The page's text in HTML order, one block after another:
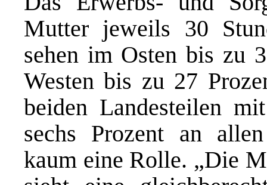
Mutter jeweils 30
sehen im Osten bis zu
Westen bis zu 27
beiden Landesteilen
sechs Prozent an
kaum eine Rolle. „Die